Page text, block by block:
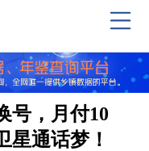
号，月付10
星通话梦！